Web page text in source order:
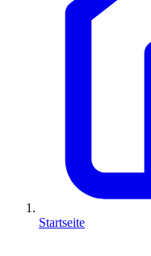
Startseite